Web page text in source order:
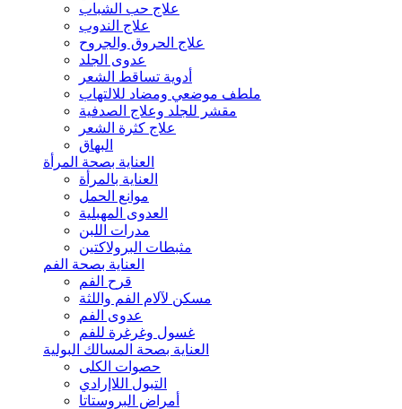
علاج حب الشباب
علاج الندوب
علاج الحروق والجروح
عدوى الجلد
أدوية تساقط الشعر
ملطف موضعي ومضاد للالتهاب
مقشر للجلد وعلاج الصدفية
علاج كثرة الشعر
البهاق
العناية بصحة المرأة
العناية بالمرأة
موانع الحمل
العدوى المهبلية
مدرات اللبن
مثبطات البرولاكتين
العناية بصحة الفم
قرح الفم
مسكن لآلام الفم واللثة
عدوى الفم
غسول وغرغرة للفم
العناية بصحة المسالك البولية
حصوات الكلى
التبول اللاإرادي
أمراض البروستاتا